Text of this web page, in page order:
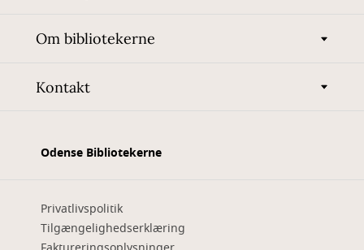
Om bibliotekerne
Kontakt
Odense Bibliotekerne
Privatlivspolitik
Tilgængelighedserklæring